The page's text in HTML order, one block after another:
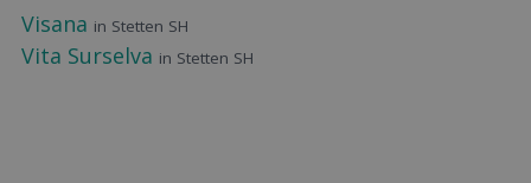
Visana in Stetten SH
Vita Surselva in Stetten SH